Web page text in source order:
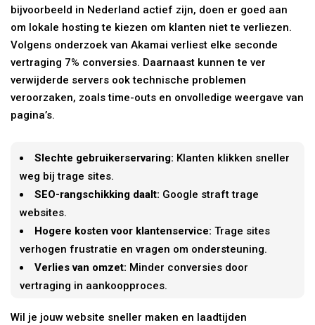
bijvoorbeeld in Nederland actief zijn, doen er goed aan
om lokale hosting te kiezen om klanten niet te verliezen.
Volgens onderzoek van Akamai verliest elke seconde
vertraging 7% conversies. Daarnaast kunnen te ver
verwijderde servers ook technische problemen
veroorzaken, zoals time-outs en onvolledige weergave van
pagina’s.
Slechte gebruikerservaring: Klanten klikken sneller
weg bij trage sites.
SEO-rangschikking daalt: Google straft trage
websites.
Hogere kosten voor klantenservice: Trage sites
verhogen frustratie en vragen om ondersteuning.
Verlies van omzet: Minder conversies door
vertraging in aankoopproces.
Wil je jouw website sneller maken en laadtijden